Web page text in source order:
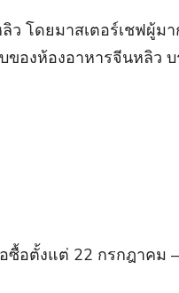
โดยมาสเตอร์เชฟผู้ม
องห้องอาหารจีนหลิว
ซื้อตั้งแต่ 22 กรกฎาคม